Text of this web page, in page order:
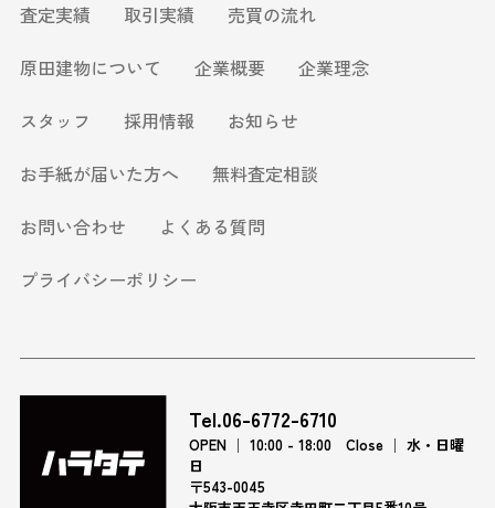
Tel.06-6772-6710
OPEN │ 10:00 - 18:00 Close │ 水・日曜
日
〒543-0045
査定実績 取引実績
売買の流れ
原田建物について
企業概要
企業理念
スタッフ
採用情報
お知らせ
お手紙が届いた方へ
無料査定相談
お問い合わせ
よくある質問
プライバシーポリシー